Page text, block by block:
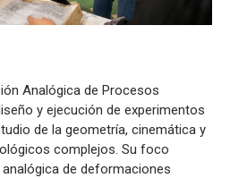
Analógica de Procesos
y ejecución de experimentos
de la geometría, cinemática y
complejos. Su foco
de deformaciones